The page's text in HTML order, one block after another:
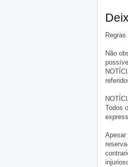
Não
Todos
Apesar